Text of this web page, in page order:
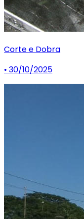
Corte e Dobra
• 30/10/2025